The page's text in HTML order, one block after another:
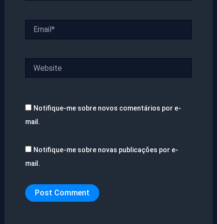
Notifique-me sobre novos comentários por e-
mail.
Notifique-me sobre novas publicações por e-
mail.